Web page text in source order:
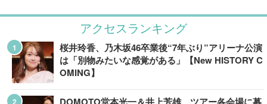
アクセスランキング
桜井玲香、乃木坂46卒業後“7年ぶり”アリーナ公演
は「別物みたいな感覚がある」【New HISTORY C
OMING】